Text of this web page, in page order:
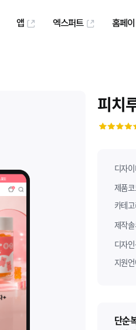
앱 엑스퍼트 홈페
피치
디자
제품
카테
제작
디자
지원
단순